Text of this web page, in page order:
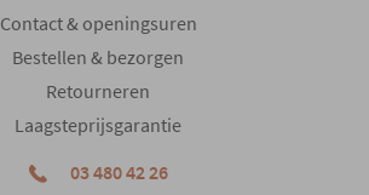
Contact & openingsuren
Bestellen & bezorgen
Retourneren
Laagsteprijsgarantie
03 480 42 26